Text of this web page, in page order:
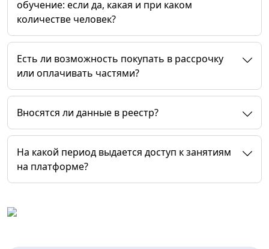
обучение: если да, какая и при каком
количестве человек?
Есть ли возможность покупать в рассрочку
или оплачивать частями?
Вносятся ли данные в реестр?
На какой период выдается доступ к занятиям
на платформе?